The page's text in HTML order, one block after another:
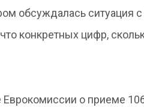
обсуждалась ситуация
конкретных цифр,
о приеме